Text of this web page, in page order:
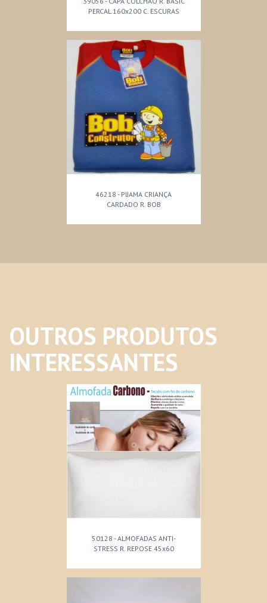
PERCAL 160x200 C. ESCURAS
46218 - PIJAMA CRIANÇA
CARDADO R. BOB
OUTROS PRODUTOS
INTERESSANTES
50128 - ALMOFADAS ANTI-
STRESS R. REPOSE 45x60